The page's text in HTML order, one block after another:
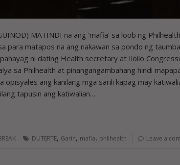
MATINDI na ang ‘mafia’ sa loob ng
para matapos na ang nakawan sa pondo ng
ni dating Health secretary at Iloilo
sa Philhealth at pinangangambahang hindi
ang kanilang mga sarili kapag may
tapusin ang katiwalian…
DUTERTE, Garin, mafia, philhealth Leave a